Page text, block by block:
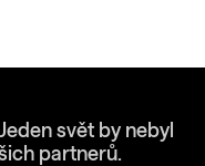
svět by nebyl
partnerů.